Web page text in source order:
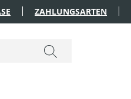
ZAHLUNGSARTEN